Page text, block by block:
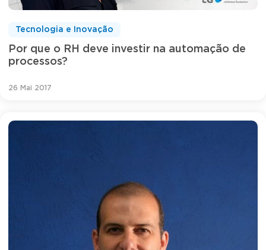
Por que o RH deve investir na automação de
processos?
Tecnologia e Inovação
26 Mai 2017